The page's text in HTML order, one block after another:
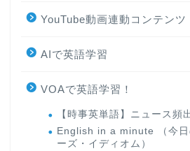
YouTube動画連動コンテンツ
AIで英語学習
VOAで英語学習！
【時事英単語】ニュース頻
English in a minute （今日
ーズ・イディオム）